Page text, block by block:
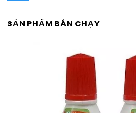
SẢN PHẨM BÁN CHẠY